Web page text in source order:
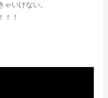
ゃいけない。
！！